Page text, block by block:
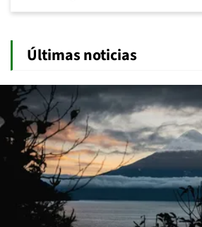
Últimas noticias